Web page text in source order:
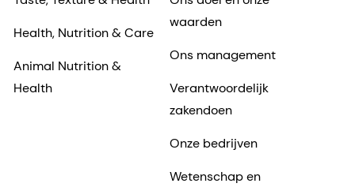
Health, Nutrition & Care
Animal Nutrition &
Health
waarden
Ons management
Verantwoordelijk
zakendoen
Onze bedrijven
Wetenschap en